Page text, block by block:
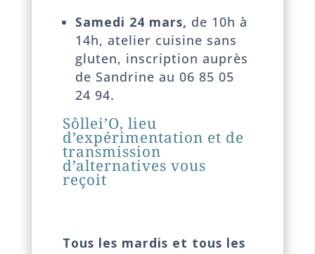
Samedi 24 mars, de 10h à
14h, atelier cuisine sans
gluten, inscription auprès
de Sandrine au 06 85 05
24 94.
Sôllei’O, lieu
d’expérimentation et de
transmission
d’alternatives vous
reçoit
Tous les mardis et tous les